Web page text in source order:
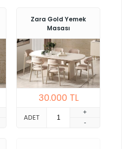
Zara Gold Yemek
Masası
30.000 TL
ADET
+
-